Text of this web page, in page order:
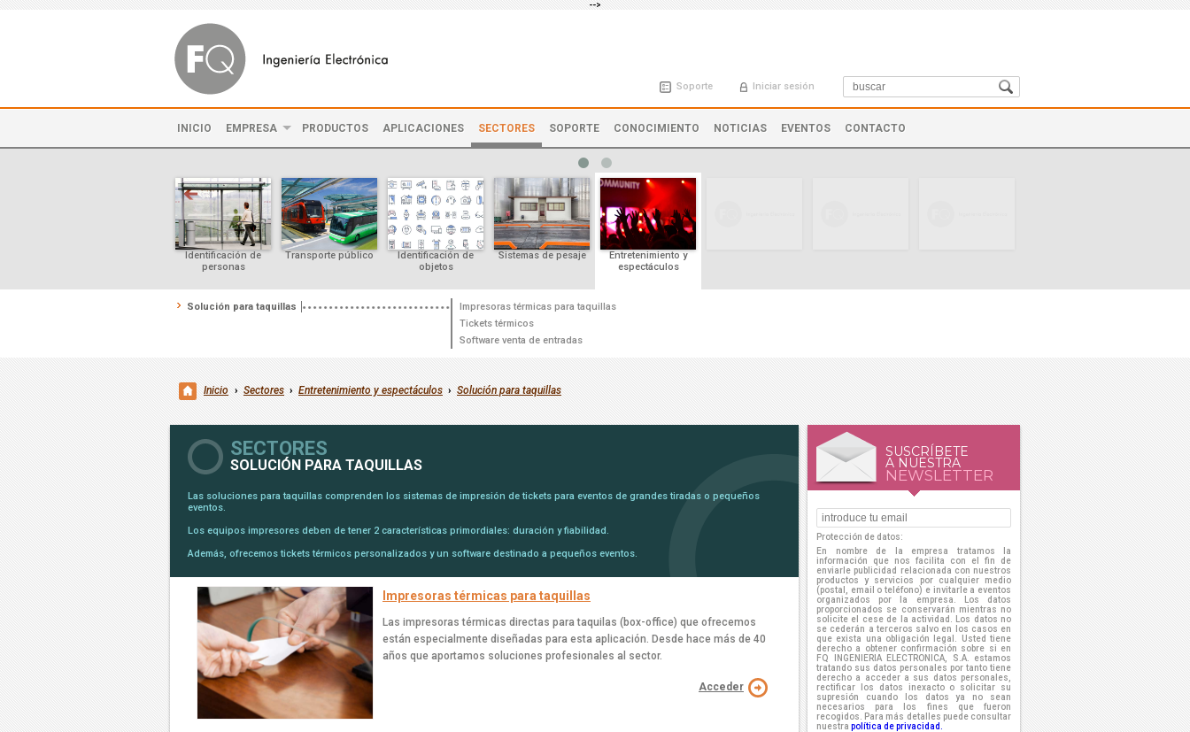
-->
Soporte Iniciar sesión
INICIO EMPRESA PRODUCTOS APLICACIONES SECTORES SOPORTE CONOCIMIENTO NOTICIAS EVENTOS CONTACTO
Identificación de
personas
Transporte público
Identificación de
objetos
Sistemas de pesaje
Entretenimiento y
espectáculos
Solución para taquillas
Impresoras térmicas para taquillas
Tickets térmicos
Software venta de entradas
Inicio › Sectores › Entretenimiento y espectáculos › Solución para taquillas
SECTORES
SOLUCIÓN PARA TAQUILLAS
Las soluciones para taquillas comprenden los sistemas de impresión de tickets para eventos de grandes tiradas o pequeños
eventos.
Los equipos impresores deben de tener 2 características primordiales: duración y fiabilidad.
Además, ofrecemos tickets térmicos personalizados y un software destinado a pequeños eventos.
Impresoras térmicas para taquillas
Las impresoras térmicas directas para taquilas (box-office) que ofrecemos
están especialmente diseñadas para esta aplicación. Desde hace más de 40
años que aportamos soluciones profesionales al sector.
Acceder
SUSCRÍBETE
A NUESTRA
NEWSLETTER
Protección de datos:
En nombre de la empresa tratamos la
información que nos facilita con el fin de
enviarle publicidad relacionada con nuestros
productos y servicios por cualquier medio
(postal, email o teléfono) e invitarle a eventos
organizados por la empresa. Los datos
proporcionados se conservarán mientras no
solicite el cese de la actividad. Los datos no
se cederán a terceros salvo en los casos en
que exista una obligación legal. Usted tiene
derecho a obtener confirmación sobre si en
FQ INGENIERIA ELECTRONICA, S.A. estamos
tratando sus datos personales por tanto tiene
derecho a acceder a sus datos personales,
rectificar los datos inexacto o solicitar su
supresión cuando los datos ya no sean
necesarios para los fines que fueron
recogidos. Para más detalles puede consultar
nuestra política de privacidad.